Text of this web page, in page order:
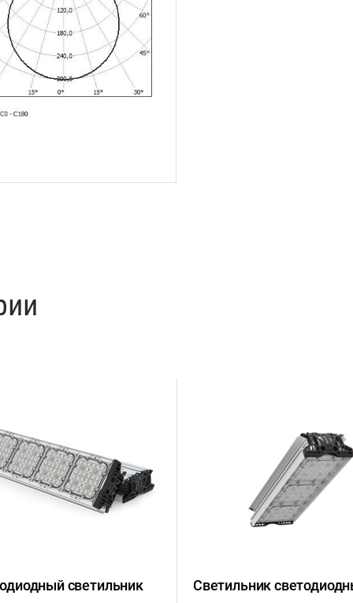
светильник
Светильник